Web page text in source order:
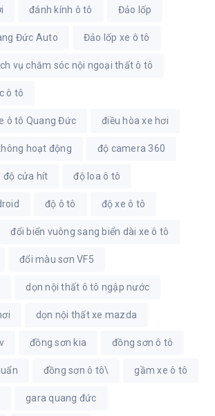
đánh kính ô tô Đảo lốp
Đức Auto Đảo lốp xe ô tô
vụ chăm sóc nội ngoại thất ô tô
ô tô
ô tô Quang Đức điều hòa xe hơi
hoạt động độ camera 360
độ cửa hít độ loa ô tô
độ ô tô độ xe ô tô
đổi biển vuông sang biển dài xe ô tô
đổi màu sơn VF5
dọn nội thất ô tô ngập nước
dọn nội thất xe mazda
đồng sơn kia đồng sơn ô tô
đồng sơn ô tô\ gầm xe ô tô
gara quang đức